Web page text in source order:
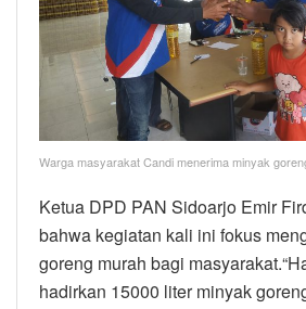
Warga masyarakat Candi menerima minyak
Ketua DPD PAN Sidoarjo Emir
bahwa kegiatan kali ini fokus
goreng murah bagi
hadirkan 15000 liter minyak